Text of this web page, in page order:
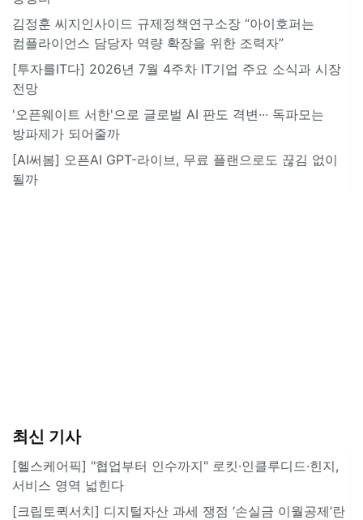
김정훈 씨지인사이드 규제정책연구소장 “아이호퍼는
컴플라이언스 담당자 역량 확장을 위한 조력자”
[투자를IT다] 2026년 7월 4주차 IT기업 주요 소식과 시장
전망
'오픈웨이트 서한'으로 글로벌 AI 판도 격변··· 독파모는
방파제가 되어줄까
[AI써봄] 오픈AI GPT-라이브, 무료 플랜으로도 끊김 없이
될까
최신 기사
[헬스케어픽] "협업부터 인수까지" 로킷·인클루디드·힌지,
서비스 영역 넓힌다
[크립토퀵서치] 디지털자산 과세 쟁점 ‘손실금 이월공제’란